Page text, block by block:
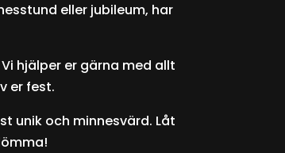
eller jubileum, har
hjälper er gärna med allt
er fest.
unik och minnesvärd. Låt